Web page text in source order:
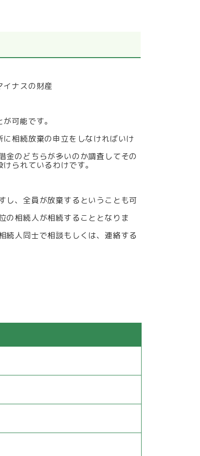
ナスの財産
可能です。
相続放棄の申立をしなければいけ
金のどちらが多いのか調査してその
られているわけです。
し、全員が放棄するということも可
の相続人が相続することとなりま
続人同士で相談もしくは、連絡する